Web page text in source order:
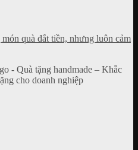
quà đắt tiền, nhưng luôn cảm